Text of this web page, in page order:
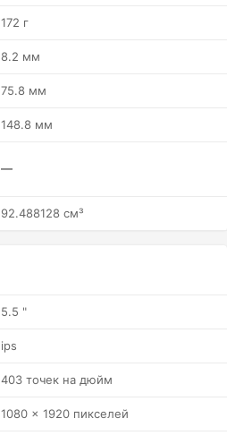
172 г
8.2 мм
75.8 мм
148.8 мм
—
92.488128 см³
5.5 "
ips
403 точек на дюйм
1080 x 1920 пикселей